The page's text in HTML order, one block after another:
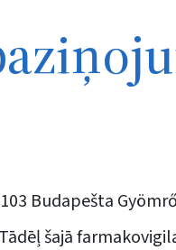
Budapešta
šajā